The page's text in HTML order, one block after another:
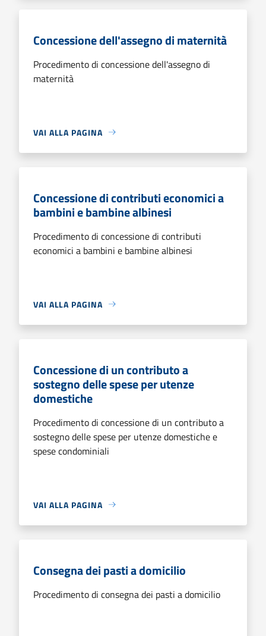
Concessione dell'assegno di maternità
Procedimento di concessione dell'assegno di
maternità
VAI ALLA PAGINA
Concessione di contributi economici a
bambini e bambine albinesi
Procedimento di concessione di contributi
economici a bambini e bambine albinesi
VAI ALLA PAGINA
Concessione di un contributo a
sostegno delle spese per utenze
domestiche
Procedimento di concessione di un contributo a
sostegno delle spese per utenze domestiche e
spese condominiali
VAI ALLA PAGINA
Consegna dei pasti a domicilio
Procedimento di consegna dei pasti a domicilio